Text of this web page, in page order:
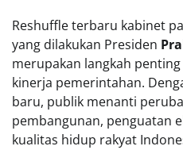
Reshuffle terbaru kabinet
yang dilakukan Presiden
merupakan langkah
kinerja pemerintahan.
baru, publik menanti
pembangunan, penguatan
kualitas hidup rakyat